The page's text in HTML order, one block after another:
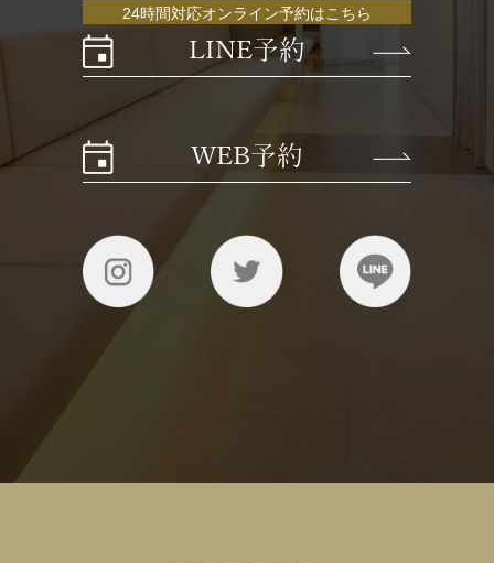
24時間対応オンライン予約はこちら
LINE予約
WEB予約